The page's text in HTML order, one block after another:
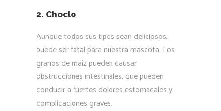
2. Choclo
Aunque todos sus tipos sean deliciosos,
puede ser fatal para nuestra mascota. Los
granos de maíz pueden causar
obstrucciones intestinales, que pueden
conducir a fuertes dolores estomacales y
complicaciones graves.